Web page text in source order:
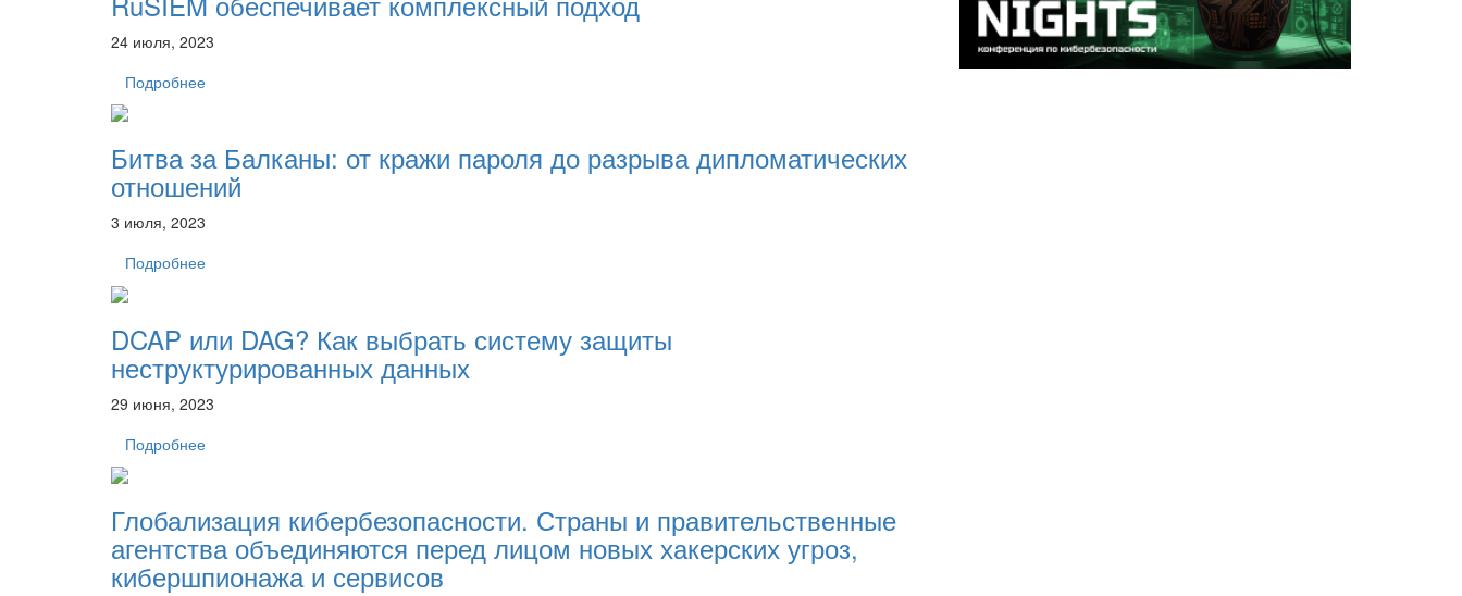
24 июля, 2023
Подробнее
Битва за Балканы: от кражи пароля до разрыва дипломатических
отношений
3 июля, 2023
Подробнее
DCAP или DAG? Как выбрать систему защиты
неструктурированных данных
29 июня, 2023
Подробнее
Глобализация кибербезопасности. Страны и правительственные
агентства объединяются перед лицом новых хакерских угроз,
кибершпионажа и сервисов